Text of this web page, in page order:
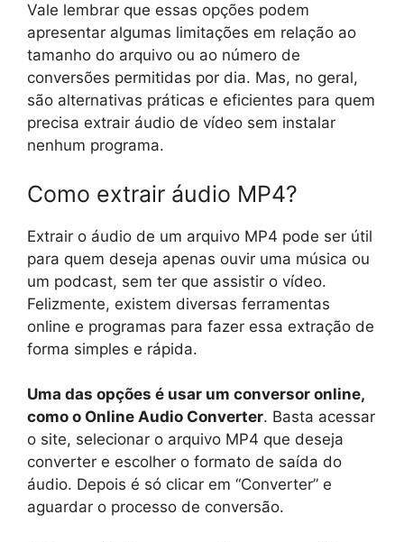
Vale lembrar que essas opções podem
apresentar algumas limitações em relação ao
tamanho do arquivo ou ao número de
conversões permitidas por dia. Mas, no geral,
são alternativas práticas e eficientes para quem
precisa extrair áudio de vídeo sem instalar
nenhum programa.
Como extrair áudio MP4?
Extrair o áudio de um arquivo MP4 pode ser útil
para quem deseja apenas ouvir uma música ou
um podcast, sem ter que assistir o vídeo.
Felizmente, existem diversas ferramentas
online e programas para fazer essa extração de
forma simples e rápida.
Uma das opções é usar um conversor online,
como o Online Audio Converter. Basta acessar
o site, selecionar o arquivo MP4 que deseja
converter e escolher o formato de saída do
áudio. Depois é só clicar em “Converter” e
aguardar o processo de conversão.